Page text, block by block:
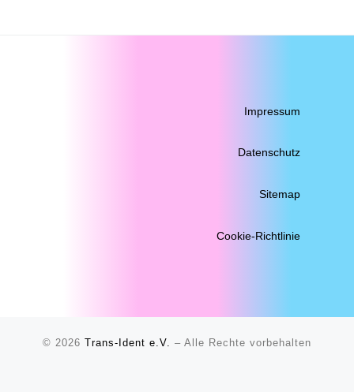
Impressum
Datenschutz
Sitemap
Cookie-Richtlinie
© 2026 Trans-Ident e.V. – Alle Rechte vorbehalten